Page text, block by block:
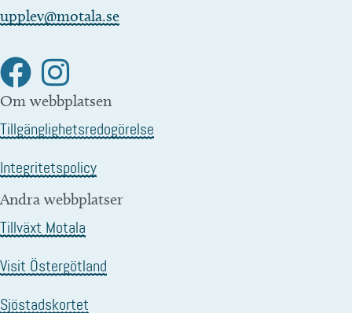
upplev@motala.se
Om webbplatsen
Tillgänglighetsredogörelse
Integritetspolicy
Andra webbplatser
Tillväxt Motala
Visit Östergötland
Sjöstadskortet